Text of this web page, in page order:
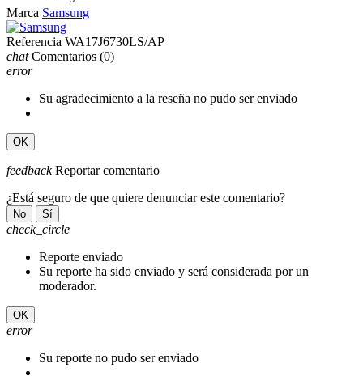
Marca Samsung
Referencia WA17J6730LS/AP
chat Comentarios (0)
error
Su agradecimiento a la reseña no pudo ser enviado
OK
feedback Reportar comentario
¿Está seguro de que quiere denunciar este comentario?
No Sí
check_circle
Reporte enviado
Su reporte ha sido enviado y será considerada por un
moderador.
OK
error
Su reporte no pudo ser enviado